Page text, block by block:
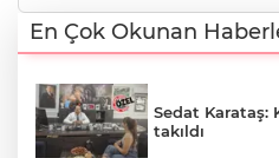
En Çok Okunan
Sedat Karataş:
takıldı